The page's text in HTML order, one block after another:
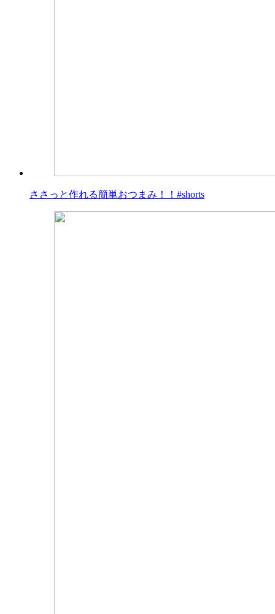
ささっと作れる簡単おつまみ！！#shorts